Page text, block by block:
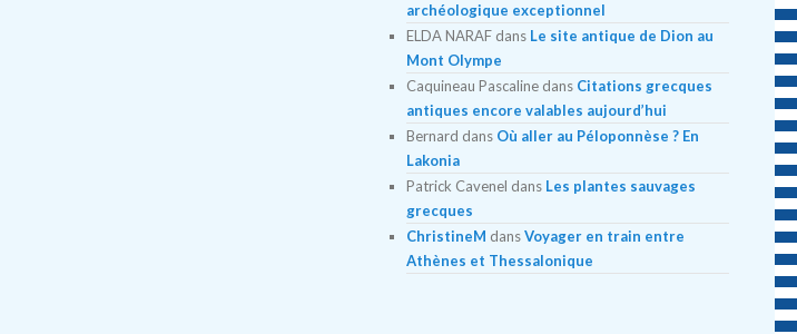
archéologique exceptionnel
ELDA NARAFdans Le site antique de Dion au
Mont Olympe
Caquineau Pascalinedans Citations grecques
antiques encore valables aujourd’hui
Bernard dans Où aller au Péloponnèse ? En
Lakonia
Patrick Cavenel dans Les plantes sauvages
grecques
ChristineM dansVoyager en train entre
Athènes et Thessalonique